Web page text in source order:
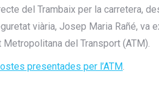
del Trambaix per la carretera,
viària, Josep Maria Rañé, va
del Transport (ATM).
presentades per l’ATM